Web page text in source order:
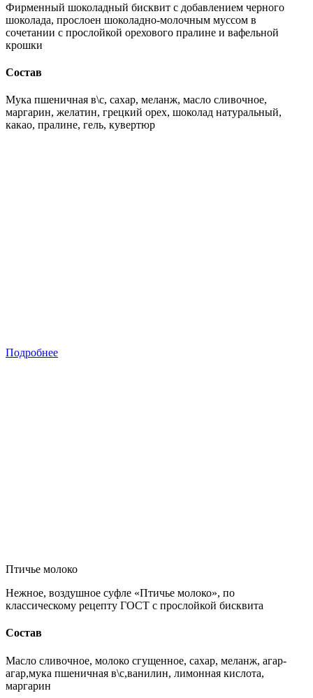
Фирменный шоколадный бисквит с добавлением черного
шоколада, прослоен шоколадно-молочным муссом в
сочетании с прослойкой орехового пралине и вафельной
крошки
Состав
Мука пшеничная в\с, сахар, меланж, масло сливочное,
маргарин, желатин, грецкий орех, шоколад натуральный,
какао, пралине, гель, кувертюр
Подробнее
Птичье молоко
Нежное, воздушное суфле «Птичье молоко», по
классическому рецепту ГОСТ с прослойкой бисквита
Состав
Масло сливочное, молоко сгущенное, сахар, меланж, агар-
агар,мука пшеничная в\с,ванилин, лимонная кислота,
маргарин